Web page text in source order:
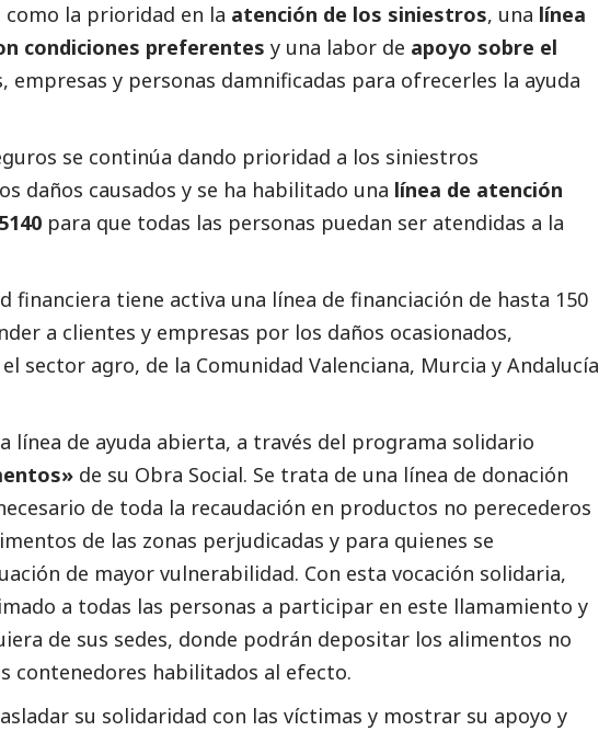
la prioridad en la atención de los siniestros, una línea
condiciones preferentes y una labor de apoyo sobre el
empresas y personas damnificadas para ofrecerles la ayuda
se continúa dando prioridad a los siniestros
daños causados y se ha habilitado una línea de atención
para que todas las personas puedan ser atendidas a la
financiera tiene activa una línea de financiación de hasta 150
a clientes y empresas por los daños ocasionados,
sector agro, de la Comunidad Valenciana, Murcia y Andalucía
línea de ayuda abierta, a través del programa solidario
de su Obra Social. Se trata de una línea de donación
de toda la recaudación en productos no perecederos
de las zonas perjudicadas y para quienes se
de mayor vulnerabilidad. Con esta vocación solidaria,
a todas las personas a participar en este llamamiento y
de sus sedes, donde podrán depositar los alimentos no
contenedores habilitados al efecto.
su solidaridad con las víctimas y mostrar su apoyo y